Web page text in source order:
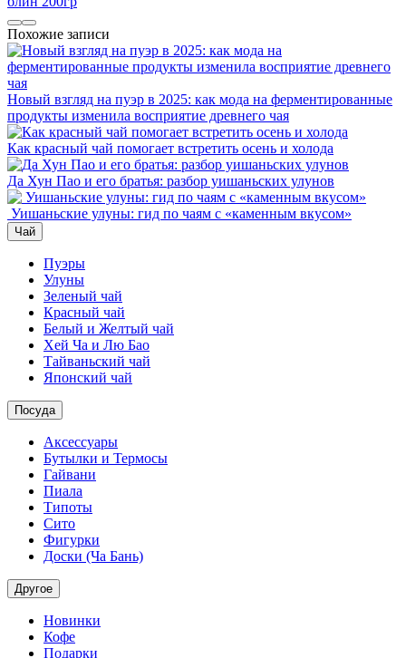
Похожие записи
Новый взгляд на пуэр в 2025: как мода на ферментированные
продукты изменила восприятие древнего чая
Как красный чай помогает встретить осень и холода
Да Хун Пао и его братья: разбор уишаньских улунов
​ Уишаньские улуны: гид по чаям с «каменным вкусом»
Чай
Пуэры
Улуны
Зеленый чай
Красный чай
Белый и Желтый чай
Хей Ча и Лю Бао
Тайваньский чай
Японский чай
Посуда
Аксессуары
Бутылки и Термосы
Гайвани
Пиала
Типоты
Сито
Фигурки
Доски (Ча Бань)
Другое
Новинки
Кофе
Подарки